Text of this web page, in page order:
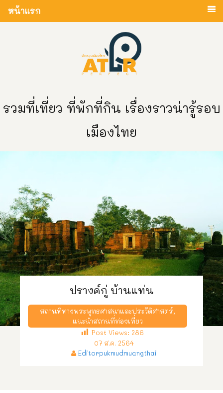
หน้าแรก
รวมที่เที่ยว ที่พักที่กิน เรื่องราวน่ารู้รอบ
เมืองไทย
ปรางค์กู่ บ้านแท่น
สถานที่ทางพระพุทธศาสนาและประวัติศาสตร์,
แนะนำสถานที่ท่องเที่ยว
Post Views: 286
07 ส.ค. 2564
Editorpukmudmuangthai